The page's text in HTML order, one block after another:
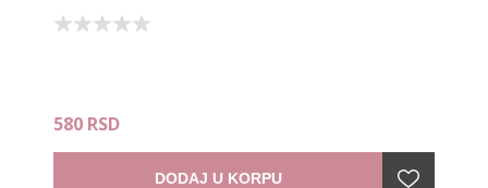
580 RSD
DODAJ U KORPU